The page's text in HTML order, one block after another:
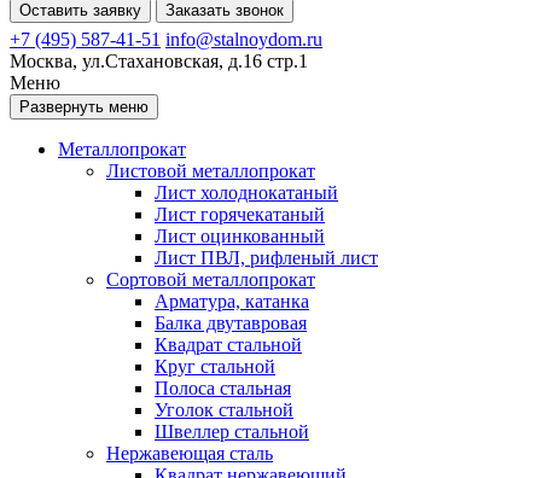
Оставить заявку Заказать звонок
+7 (495) 587-41-51 info@stalnoydom.ru
Москва, ул.Стахановская, д.16 стр.1
Меню
Развернуть меню
Металлопрокат
Листовой металлопрокат
Лист холоднокатаный
Лист горячекатаный
Лист оцинкованный
Лист ПВЛ, рифленый лист
Сортовой металлопрокат
Арматура, катанка
Балка двутавровая
Квадрат стальной
Круг стальной
Полоса стальная
Уголок стальной
Швеллер стальной
Нержавеющая сталь